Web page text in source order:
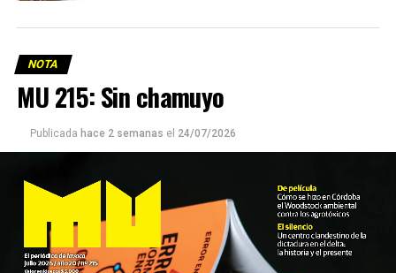
NOTA
MU 215: Sin chamuyo
Publicada hace 2 semanas el 24/07/2026